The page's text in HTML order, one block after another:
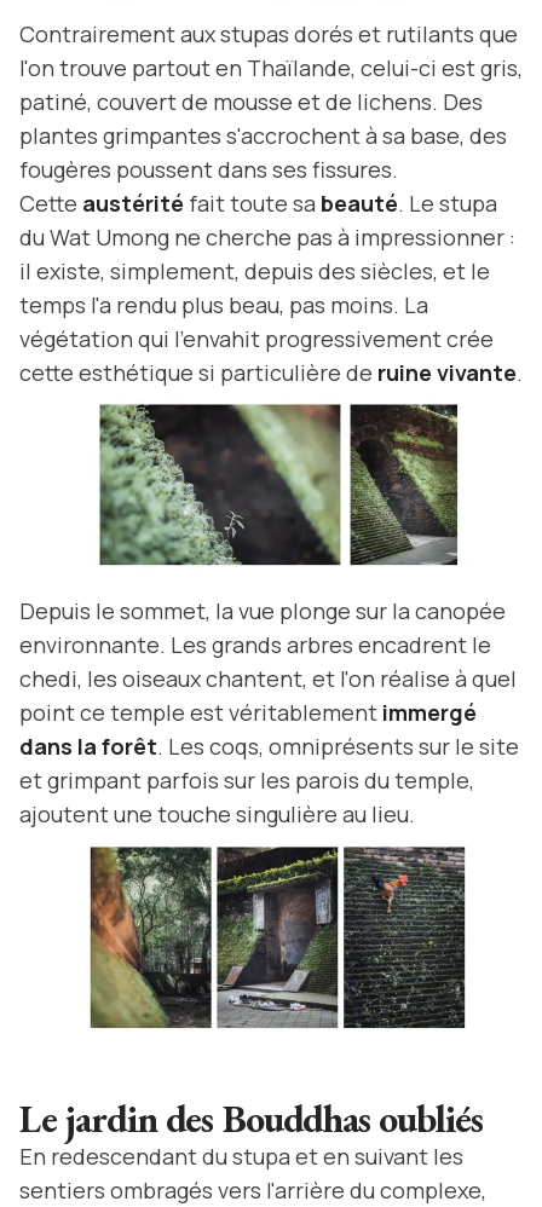
Contrairement aux stupas dorés et rutilants que
l'on trouve partout en Thaïlande, celui-ci est gris,
patiné, couvert de mousse et de lichens. Des
plantes grimpantes s'accrochent à sa base, des
fougères poussent dans ses fissures.
Cette austérité fait toute sa beauté. Le stupa
du Wat Umong ne cherche pas à impressionner :
il existe, simplement, depuis des siècles, et le
temps l'a rendu plus beau, pas moins. La
végétation qui l'envahit progressivement crée
cette esthétique si particulière de ruine vivante.
Depuis le sommet, la vue plonge sur la canopée
environnante. Les grands arbres encadrent le
chedi, les oiseaux chantent, et l'on réalise à quel
point ce temple est véritablement immergé
dans la forêt. Les coqs, omniprésents sur le site
et grimpant parfois sur les parois du temple,
ajoutent une touche singulière au lieu.
Le jardin des Bouddhas oubliés
En redescendant du stupa et en suivant les
sentiers ombragés vers l'arrière du complexe,